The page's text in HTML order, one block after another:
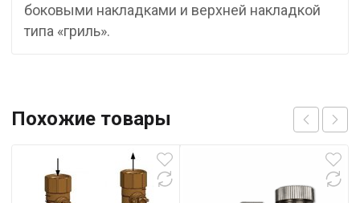
боковыми накладками и верхней накладкой
типа «гриль».
Похожие товары